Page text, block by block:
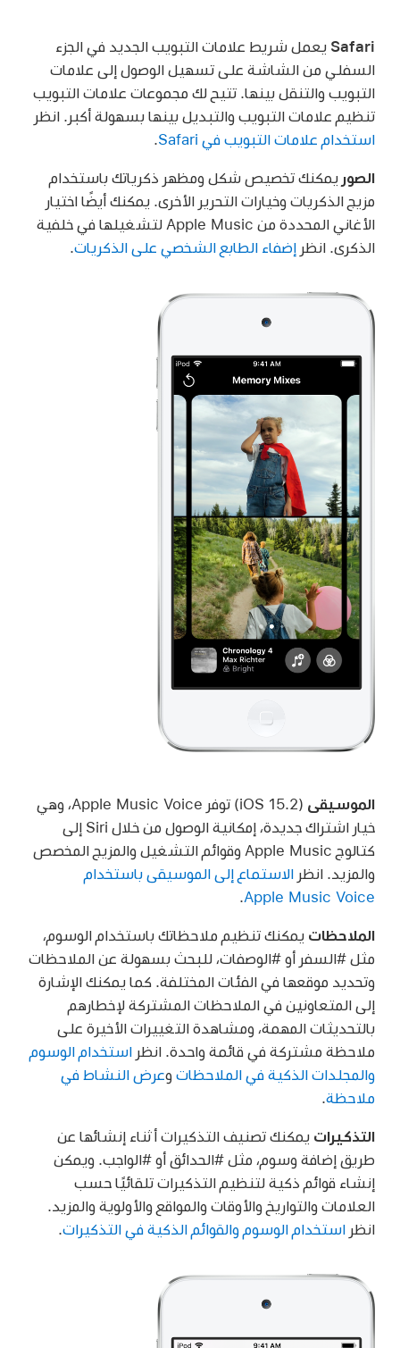
Safari يعمل شريط علامات التبويب الجديد في الجزء
السفلي من الشاشة على تسهيل الوصول إلى علامات
التبويب والتنقل بينها. تتيح لك مجموعات علامات التبويب
تنظيم علامات التبويب والتبديل بينها بسهولة أكبر. انظر
استخدام علامات التبويب في Safari
الصور يمكنك تخصيص شكل ومظهر ذكرياتك باستخدام
مزيج الذكريات وخيارات التحرير الأخرى. يمكنك أيضًا اختيار
الأغاني المحددة من Apple Music لتشغيلها في خلفية
الذكرى. انظر إضفاء الطابع الشخصي على الذكريات
الموسيقى
(iOS 15.2) توفر Apple Music Voice، وهي
خيار اشتراك جديدة، إمكانية الوصول من خلال Siri إلى
كتالوج Apple Music وقوائم التشغيل والمزيج المخصص
والمزيد. انظر الاستماع إلى الموسيقى باستخدام
Apple Music Voice
الملاحظات يمكنك تنظيم ملاحظاتك باستخدام الوسوم،
مثل #السفر أو #الوصفات، للبحث بسهولة عن الملاحظات
وتحديد موقعها في الفئات المختلفة. كما يمكنك الإشارة
إلى المتعاونين في الملاحظات المشتركة لإخطارهم
بالتحديثات المهمة، ومشاهدة التغييرات الأخيرة على
ملاحظة مشتركة في قائمة واحدة. انظر استخدام الوسوم
والمجلدات الذكية في الملاحظات وعرض النشاط في
ملاحظة
التذكيرات يمكنك تصنيف التذكيرات أثناء إنشائها عن
طريق إضافة وسوم، مثل #الحدائق أو #الواجب. ويمكن
إنشاء قوائم ذكية لتنظيم التذكيرات تلقائيًا حسب
العلامات والتواريخ والأوقات والمواقع والأولوية والمزيد.
انظر استخدام الوسوم والقوائم الذكية في التذكيرات